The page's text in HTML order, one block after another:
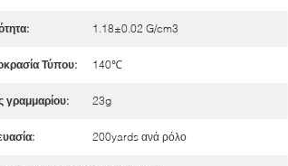
1.18±0.02 G/cm3
Τύπου: 140℃
γραμμαρίου: 23g
200yards ανά ρόλο